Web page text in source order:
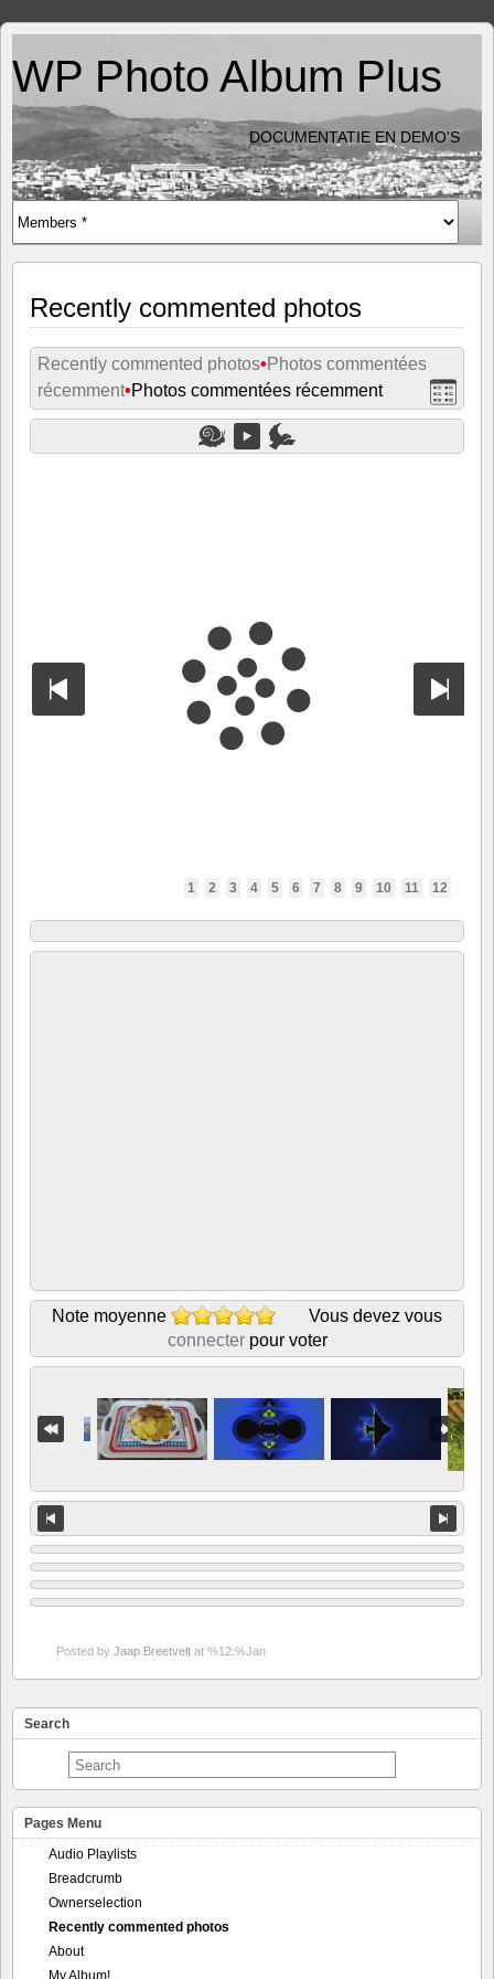
WP Photo Album Plus
DOCUMENTATIE EN DEMO'S
Recently commented photos
Recently commented photos• Photos commentées
récemment•Photos commentées récemment
1 2 3 4 5 6 7 8 9 10 11 12
Note moyenne
Vous devez vous
connecterpour voter
Posted by Jaap Breetvelt at %12:%Jan
Search
Pages Menu
Audio Playlists
Breadcrumb
Ownerselection
Recently commented photos
About
My Album!